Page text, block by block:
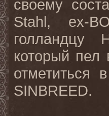
своему
Stahl, ex-
голландцу
который пел
отметиться
SINBREED.